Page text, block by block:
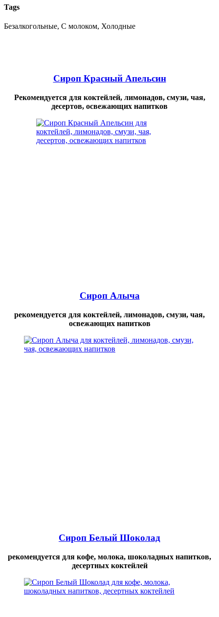
Tags
Безалкогольные, С молоком, Холодные
Сироп Красный Апельсин
Рекомендуется для коктейлей, лимонадов, смузи, чая,
десертов, освежающих напитков
Сироп Алыча
рекомендуется для коктейлей, лимонадов, смузи, чая,
освежающих напитков
Сироп Белый Шоколад
рекомендуется для кофе, молока, шоколадных напитков,
десертных коктейлей